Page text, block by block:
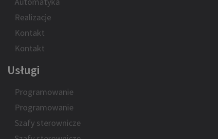
Realizacje
Kontakt
Kontakt
Usługi
Programowanie
Programowanie
Szafy sterownicze